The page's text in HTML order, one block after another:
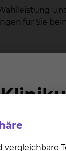
für Sie
Duschgel